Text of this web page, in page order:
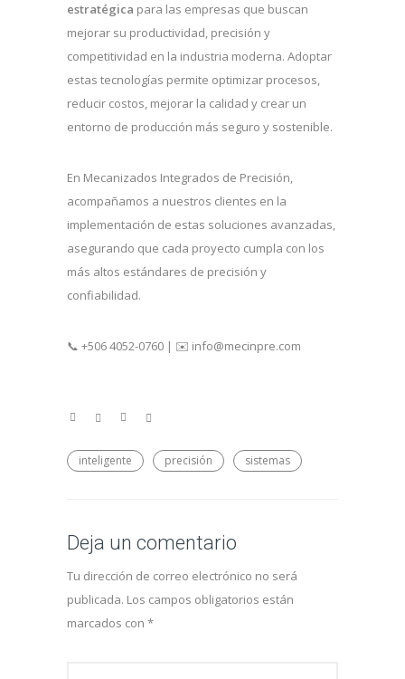
estratégica para las empresas que buscan
mejorar su productividad, precisión y
competitividad en la industria moderna. Adoptar
estas tecnologías permite optimizar procesos,
reducir costos, mejorar la calidad y crear un
entorno de producción más seguro y sostenible.
En Mecanizados Integrados de Precisión,
acompañamos a nuestros clientes en la
implementación de estas soluciones avanzadas,
asegurando que cada proyecto cumpla con los
más altos estándares de precisión y
confiabilidad.
📞 +506 4052-0760 | ✉️ info@mecinpre.com
inteligente precisión sistemas
Deja un comentario
Tu dirección de correo electrónico no será
publicada. Los campos obligatorios están
marcados con *